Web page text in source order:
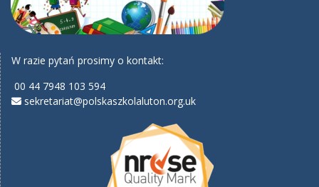
W razie pytań prosimy o kontakt:
00 44 7948 103 594
sekretariat@polskaszkolaluton.org.uk